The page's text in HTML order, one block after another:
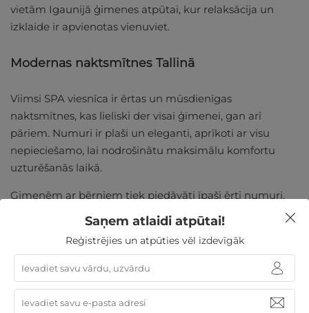
vietām Igaunijā ģimenes atpūtai, kur relaksācija un
izklaide ir apvienotas vienuviet.
Modernas naktsmītnes Tallinā
Viimsi SPA viesnīca ir ērtas un mūsdienīgas
naktsmītnes, kas lieliski der visai ģimenei, gan arī
pāriem. Numuri ir plaši un eleganti, aprīkoti ar visu
nepieciešamo, lai nodrošinātu maksimālu komfortu
uzturēšanās laikā.
Ģimenēm ar bērniem tiek piedāvāti īpaši ērti numuri,
lai visa ģimene varētu baudīt privātumu un komfortu.
Ceļazīme, ko piedāvājam tev, ir par visizdevīgāko cenu
2 jautras naktis + NEIEROBEŽOTS laiks AKVAPARKĀ
ĢIMENEI.
Saņem atlaidi atpūtai!
Reģistrējies un atpūties vēl izdevīgāk